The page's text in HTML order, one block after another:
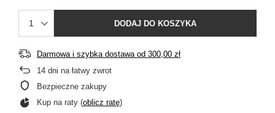
DODAJ DO KOSZYKA
Darmowa i szybka dostawaod 300,00 zł
14 dni na łatwy zwrot
Bezpieczne zakupy
Kup na raty (oblicz ratę)